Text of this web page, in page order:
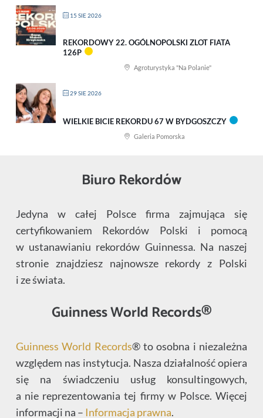
15 SIE 2026
REKORDOWY 22. OGÓLNOPOLSKI ZLOT FIATA
126P
Agroturystyka "Na Polanie"
29 SIE 2026
WIELKIE BICIE REKORDU 67 W BYDGOSZCZY
Galeria Pomorska
Biuro Rekordów
Jedyna w całej Polsce firma zajmująca się
certyfikowaniem Rekordów Polski i pomocą
w ustanawianiu rekordów Guinnessa. Na naszej
stronie znajdziesz najnowsze rekordy z Polski
i ze świata.
Guinness World Records®
Guinness World Records® to osobna i niezależna
względem nas instytucja. Nasza działalność opiera
się na świadczeniu usług konsultingowych,
a nie reprezentowania tej firmy w Polsce. Więcej
informacji na – Informacja prawna.